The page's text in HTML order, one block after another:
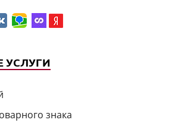
УСЛУГИ
знака